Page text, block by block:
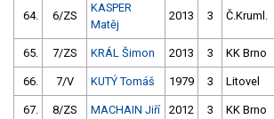
64. 6/ZS
KASPER
Matěj
2013 3 Č.Kruml.
65. 7/ZS KRÁL Šimon 2013 3 KK Brno
66. 7/V KUTÝ Tomáš 1979 3 Litovel
67. 8/ZS MACHAIN Jiří 2012 3 KK Brno